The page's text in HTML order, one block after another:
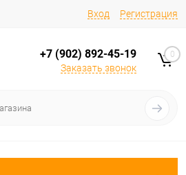
Вход Регистрация
+7 (902) 892-45-19
Заказать звонок
0